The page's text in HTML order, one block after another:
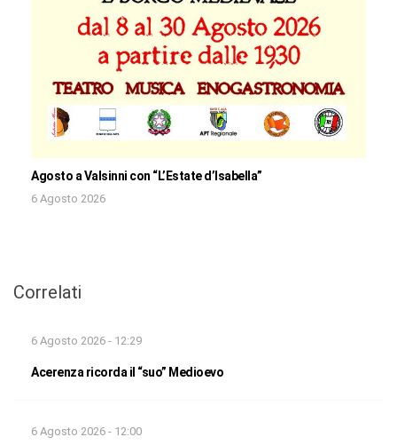
Agosto a Valsinni con “L’Estate d’Isabella”
6 Agosto 2026
Correlati
6 Agosto 2026 - 12:29
Acerenza ricorda il “suo” Medioevo
6 Agosto 2026 - 12:00